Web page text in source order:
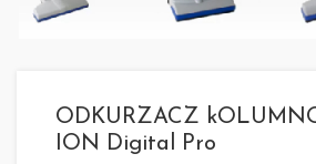
ODKURZACZ
ION Digital Pro